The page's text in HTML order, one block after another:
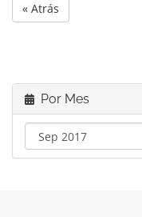
« Atrás
Por Mes